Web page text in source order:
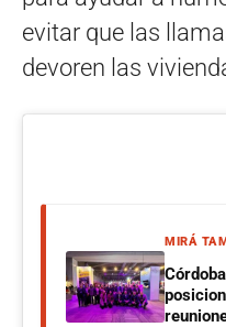
evitar que las
devoren las
MIRÁ